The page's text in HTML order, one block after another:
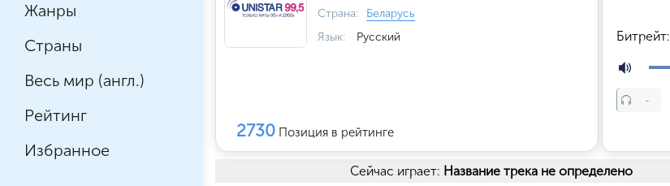
Жанры
Страны
Весь мир (англ.)
Рейтинг
Избранное
Страна:
Беларусь
Язык:
Русский Битрейт:
-
2730 Позиция в рейтинге
Сейчас играет: Название трека не определено